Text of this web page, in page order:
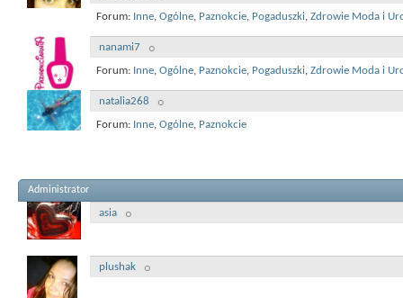
Forum: Inne, Ogólne, Paznokcie, Pogaduszki, Zdrowie Moda i
nanami7
Forum: Inne, Ogólne, Paznokcie, Pogaduszki, Zdrowie Moda i
natalia268
Forum: Inne, Ogólne, Paznokcie
Administrator
asia
plushak